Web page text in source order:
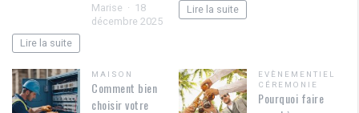
Marise
18
décembre 2025
Lire la suite
Lire la suite
MAISON
Comment bien
choisir votre
EVÈNEMENTIEL
CÉREMONIE
Pourquoi faire